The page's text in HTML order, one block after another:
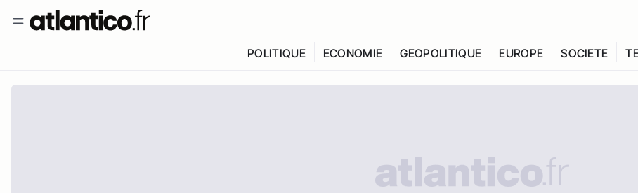
POLITIQUE ECONOMIE GEOPOLITIQUE EUROPE SOCIETE